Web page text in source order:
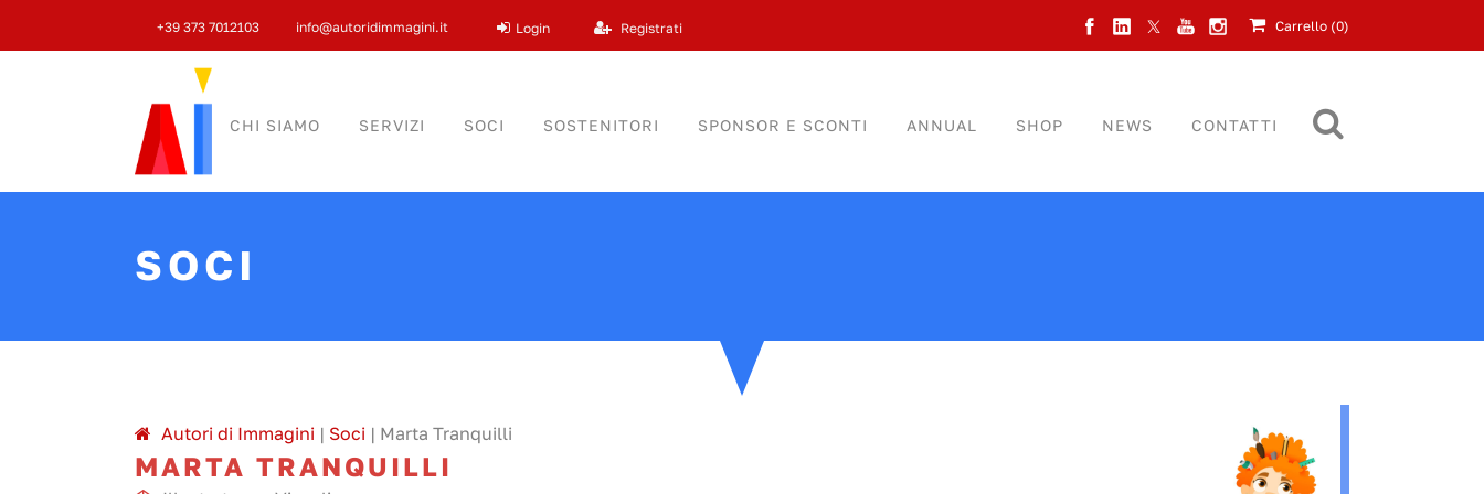
+39 373 7012103 info@autoridimmagini.it Login Registrati Carrello (0)
CHI SIAMO SERVIZI SOCI SOSTENITORI SPONSOR E SCONTI ANNUAL SHOP NEWS CONTATTI
SOCI
Autori di Immagini | Soci | Marta Tranquilli
MARTA TRANQUILLI